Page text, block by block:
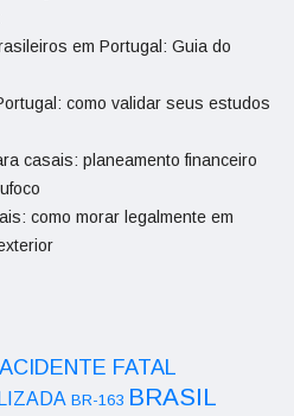
em Portugal: Guia do
como validar seus estudos
casais: planeamento financeiro
como morar legalmente em
ACIDENTE FATAL
BR-163 BRASIL